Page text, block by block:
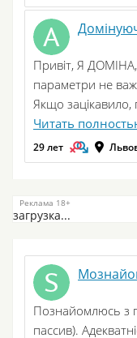
Привіт, Я ДОМІНА,
параметри не
Якщо
Читать
29 лет
загрузка...
Познайомлюсь з
пассив).